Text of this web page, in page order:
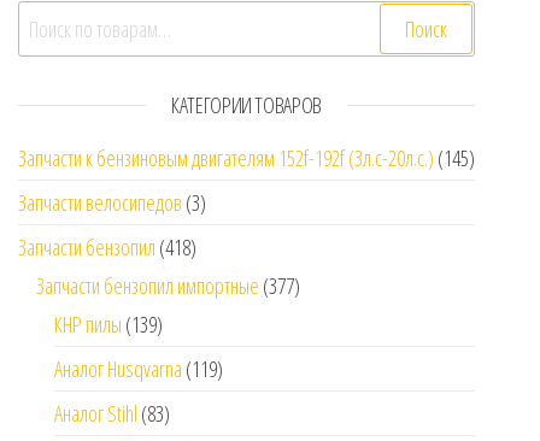
Искать: Поиск
КАТЕГОРИИ ТОВАРОВ
Запчасти к бензиновым двигателям 152f-192f (3л.с-20л.с.) (145)
Запчасти велосипедов (3)
Запчасти бензопил (418)
Запчасти бензопил импортные (377)
КНР пилы (139)
Аналог Husqvarna (119)
Аналог Stihl (83)